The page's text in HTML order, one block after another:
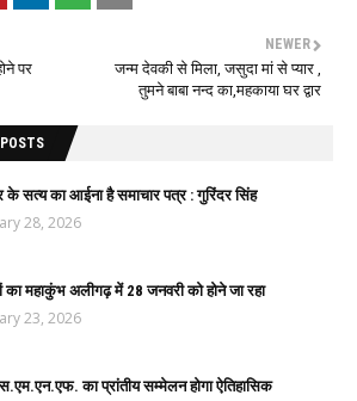
NEWER
जन्म देवकी से मिला, जसुदा मां से प्यार ,
तुमने बाबा नन्द का,महकाया घर द्वार
पर
सत्य का आईना है समाचार पत्र : गुरिंदर सिंह
28, 2026
का महाकुंभ अलीगढ़ में 28 जनवरी को होने जा रहा
23, 2026
का प्रांतीय सम्मेलन होगा ऐतिहासिक